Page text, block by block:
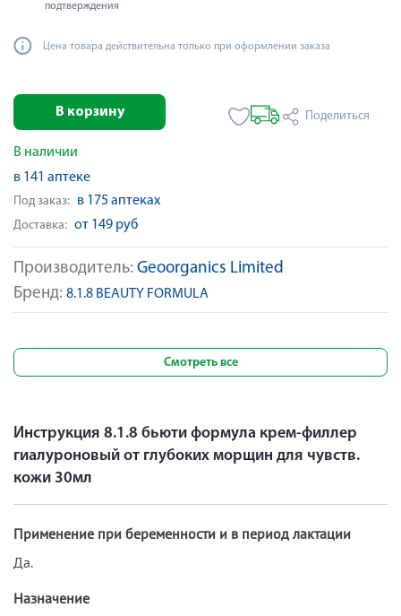
Производитель: Geoorganics Limited
Бренд: 8.1.8 BEAUTY FORMULA
подтверждения
Цена товара действительна только при оформлении заказа
В корзину Поделиться
В наличии
в 141 аптеке
Под заказ: в 175 аптеках
Доставка: от 149 руб
Смотреть все
Инструкция 8.1.8 бьюти формула крем-филлер
гиалуроновый от глубоких морщин для чувств.
кожи 30мл
Применение при беременности и в период лактации
Да.
Назначение